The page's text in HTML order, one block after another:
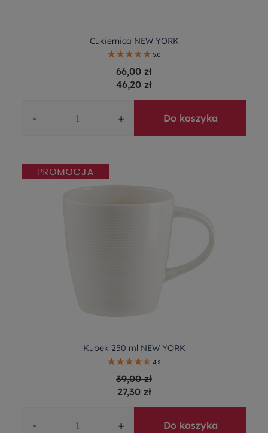
Cukiernica NEW YORK
5.0
66,00 zł
46,20 zł
- + Do koszyka
Kubek 250 ml NEW YORK
4.9
39,00 zł
27,30 zł
- + Do koszyka